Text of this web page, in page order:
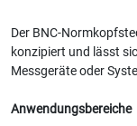
Der BNC-
konzipiert und lässt
Messgeräte oder
Anwendungsbereiche